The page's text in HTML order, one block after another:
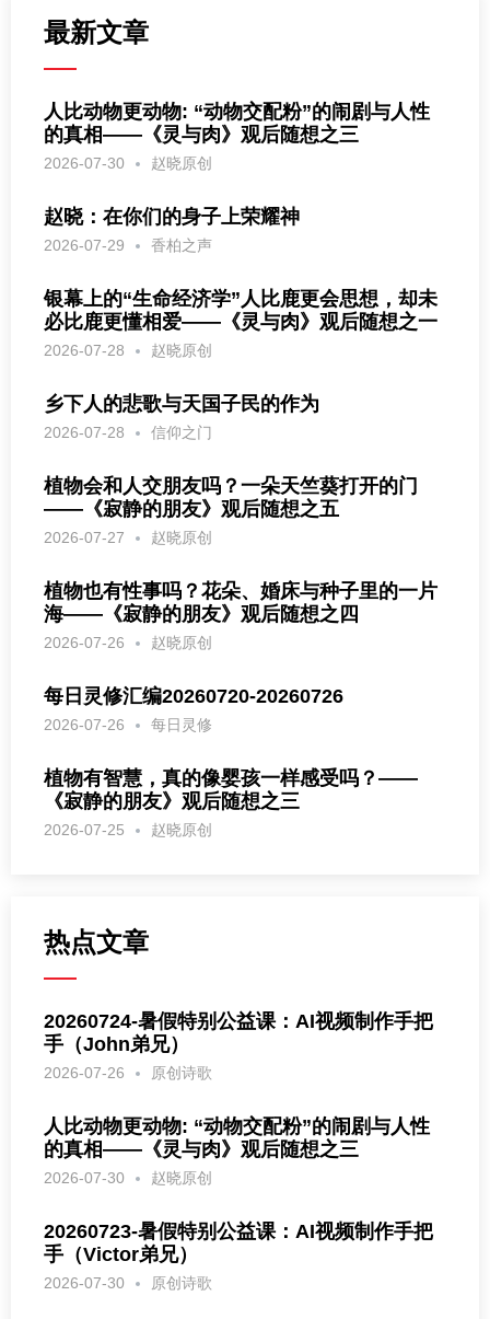
最新文章
人比动物更动物: “动物交配粉”的闹剧与人性
的真相——《灵与肉》观后随想之三
2026-07-30 赵晓原创
赵晓：在你们的身子上荣耀神
2026-07-29 香柏之声
银幕上的“生命经济学”人比鹿更会思想，却未
必比鹿更懂相爱——《灵与肉》观后随想之一
2026-07-28 赵晓原创
乡下人的悲歌与天国子民的作为
2026-07-28 信仰之门
植物会和人交朋友吗？一朵天竺葵打开的门
——《寂静的朋友》观后随想之五
2026-07-27 赵晓原创
植物也有性事吗？花朵、婚床与种子里的一片
海——《寂静的朋友》观后随想之四
2026-07-26 赵晓原创
每日灵修汇编20260720-20260726
2026-07-26 每日灵修
植物有智慧，真的像婴孩一样感受吗？——
《寂静的朋友》观后随想之三
2026-07-25 赵晓原创
热点文章
20260724-暑假特别公益课：AI视频制作手把
手（John弟兄）
2026-07-26 原创诗歌
人比动物更动物: “动物交配粉”的闹剧与人性
的真相——《灵与肉》观后随想之三
2026-07-30 赵晓原创
20260723-暑假特别公益课：AI视频制作手把
手（Victor弟兄）
2026-07-30 原创诗歌